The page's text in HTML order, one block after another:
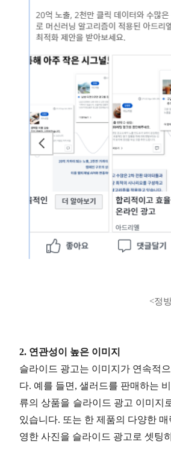
<정
2. 연관성이 높은 이미지
슬라이드 광고는 이미지가 연속적
다. 예를 들면, 샐러드를 판매하는
류의 상품을 슬라이드 광고 이미지
있습니다. 또는 한 제품의 다양한
영한 사진을 슬라이드 광고로 셋팅